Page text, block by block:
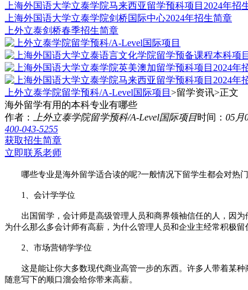
上海外国语大学立泰学院马来西亚留学预科项目2024年招
上海外国语大学立泰学院剑桥国际中心2024年招生简章
上外立泰剑桥春季招生简章
上外立泰学院留学预科/A-Level国际项目 >留学资讯>正文
海外留学有用的本科专业有哪些
作者：
上外立泰学院留学预科/A-Level国际项目时间： 05月
400-043-5255
获取招生简章
立即联系老师
哪些专业是海外留学适合读的呢?一般情况下留学生都会对热门
1、会计学学位
出国留学，会计师是高级管理人员和商界领袖信任的人，因为
为什么那么多会计师有高薪，为什么管理人员和企业主经常积极留
2、市场营销学学位
这是能让你大多数现代商业高管一步的东西。许多人带着某种
随意写下的顺口溜会给你带来高薪。